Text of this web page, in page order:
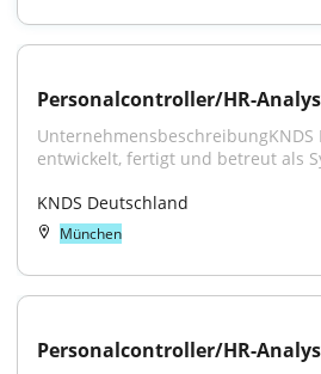
Personalcontroller/HR-
UnternehmensbeschreibungKNDS
entwickelt, fertigt und betreut als
KNDS Deutschland
München
Personalcontroller/HR-